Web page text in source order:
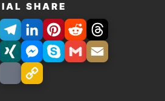
SHARE
Telegram
LinkedInPinterest
RedditThreads
XingFacebook
Messenger
SkypeGmailE-
Drucken
Link